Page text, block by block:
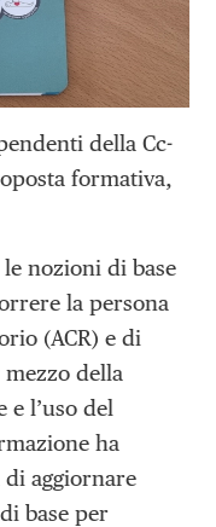
della Cc-
formativa,
nozioni di base
la persona
(ACR) e di
della
l’uso del
ha
di aggiornare
base per